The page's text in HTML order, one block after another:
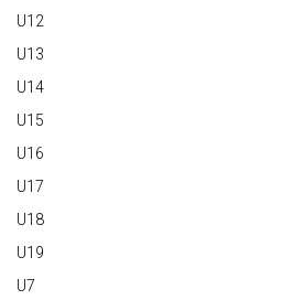
U12
U13
U14
U15
U16
U17
U18
U19
U7